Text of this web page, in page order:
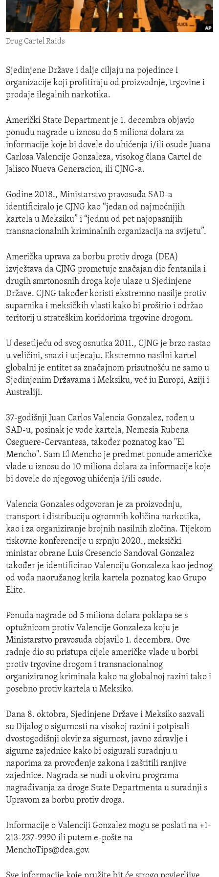
ENVIRONMENT AND HEALTH
IDEALS AND INSTITUTIONS
Drug Cartel Raids
Sjedinjene Države i dalje ciljaju na pojedince i
organizacije koji profitiraju od proizvodnje, trgovine i
prodaje ilegalnih narkotika.
Američki State Department je 1. decembra objavio
ponudu nagrade u iznosu do 5 miliona dolara za
informacije koje bi dovele do uhićenja i/ili osude Juana
Carlosa Valencije Gonzaleza, visokog člana Cartel de
Jalisco Nueva Generacion, ili CJNG-a.
Godine 2018., Ministarstvo pravosuđa SAD-a
identificiralo je CJNG kao “jedan od najmoćnijih
kartela u Meksiku” i “jednu od pet najopasnijih
transnacionalnih kriminalnih organizacija na svijetu”.
Američka uprava za borbu protiv droga (DEA)
izvještava da CJNG prometuje značajan dio fentanila i
drugih smrtonosnih droga koje ulaze u Sjedinjene
Države. CJNG također koristi ekstremno nasilje protiv
suparnika i meksičkih vlasti kako bi proširio i održao
teritorij u strateškim koridorima trgovine drogom.
U desetljeću od svog osnutka 2011., CJNG je brzo rastao
u veličini, snazi i utjecaju. Ekstremno nasilni kartel
globalni je entitet sa značajnom prisutnošću ne samo u
Sjedinjenim Državama i Meksiku, već iu Europi, Aziji i
Australiji.
37-godišnji Juan Carlos Valencia Gonzalez, rođen u
SAD-u, posinak je vođe kartela, Nemesia Rubena
Oseguere-Cervantesa, također poznatog kao "El
Mencho". Sam El Mencho je predmet ponude američke
vlade u iznosu do 10 miliona dolara za informacije koje
bi dovele do njegovog uhićenja i/ili osude.
Valencia Gonzales odgovoran je za proizvodnju,
transport i distribuciju ogromnih količina narkotika,
kao i za organiziranje brojnih nasilnih zločina. Tijekom
tiskovne konferencije u srpnju 2020., meksički
ministar obrane Luis Cresencio Sandoval Gonzalez
također je identificirao Valenciju Gonzaleza kao jednog
od vođa naoružanog krila kartela poznatog kao Grupo
Elite.
Ponuda nagrade od 5 miliona dolara poklapa se s
optužnicom protiv Valencije Gonzaleza koju je
Ministarstvo pravosuđa objavilo 1. decembra. Ove
radnje dio su pristupa cijele američke vlade u borbi
protiv trgovine drogom i transnacionalnog
organiziranog kriminala kako na globalnoj razini tako i
posebno protiv kartela u Meksiko.
Dana 8. oktobra, Sjedinjene Države i Meksiko sazvali
su Dijalog o sigurnosti na visokoj razini i potpisali
dvostogodišnji okvir za sigurnost, javno zdravlje i
sigurne zajednice kako bi osigurali suradnju u
naporima za provođenje zakona i zaštitili ranjive
zajednice. Nagrada se nudi u okviru programa
nagrađivanja za droge State Departmenta u suradnji s
Upravom za borbu protiv droga.
Informacije o Valenciji Gonzalez mogu se poslati na +1-
213-237-9990 ili putem e-pošte na
MenchoTips@dea.gov.